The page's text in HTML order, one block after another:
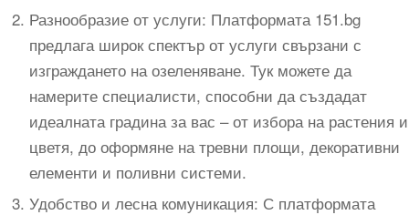
Разнообразие от услуги: Платформата 151.bg
предлага широк спектър от услуги свързани с
изграждането на озеленяване. Тук можете да
намерите специалисти, способни да създадат
идеалната градина за вас – от избора на растения и
цветя, до оформяне на тревни площи, декоративни
елементи и поливни системи.
Удобство и лесна комуникация: С платформата